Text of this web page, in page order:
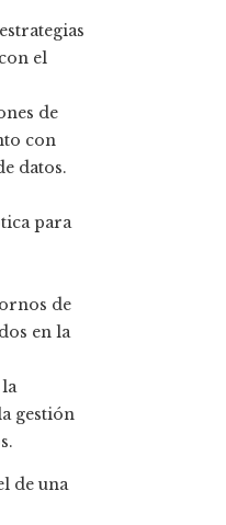
el
de
con
datos.
para
de
en la
gestión
de una